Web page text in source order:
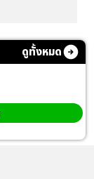
ดูทั้งหมด